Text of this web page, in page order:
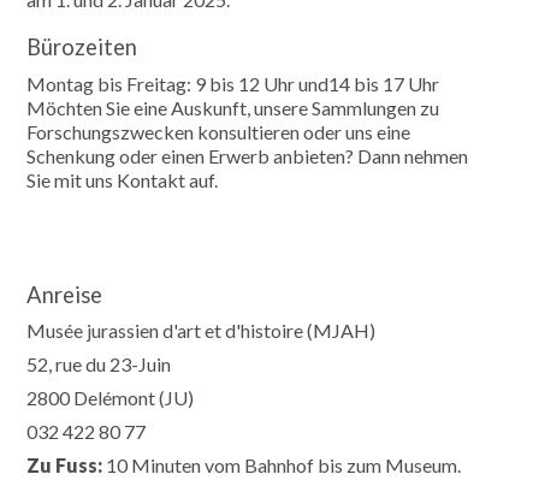
Bürozeiten
Montag bis Freitag: 9 bis 12 Uhr und14 bis 17 Uhr
Möchten Sie eine Auskunft, unsere Sammlungen zu
Forschungszwecken konsultieren oder uns eine
Schenkung oder einen Erwerb anbieten? Dann nehmen
Sie mit uns Kontakt auf.
Anreise
Musée jurassien d'art et d'histoire (MJAH)
52, rue du 23-Juin
2800 Delémont (JU)
032 422 80 77
Zu Fuss: 10 Minuten vom Bahnhof bis zum Museum.